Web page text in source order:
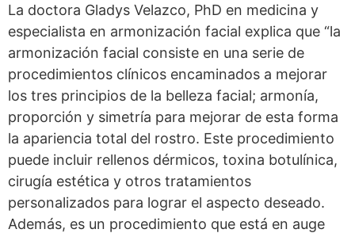
La doctora Gladys Velazco, PhD en medicina y
especialista en armonización facial explica que “la
armonización facial consiste en una serie de
procedimientos clínicos encaminados a mejorar
los tres principios de la belleza facial; armonía,
proporción y simetría para mejorar de esta forma
la apariencia total del rostro. Este procedimiento
puede incluir rellenos dérmicos, toxina botulínica,
cirugía estética y otros tratamientos
personalizados para lograr el aspecto deseado.
Además, es un procedimiento que está en auge